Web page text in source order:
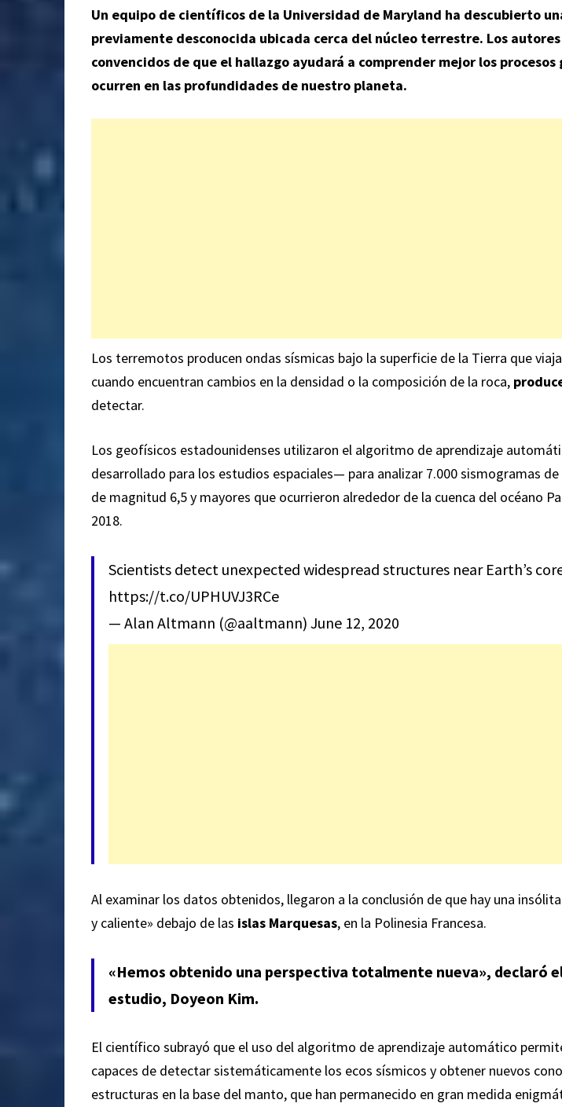
Un equipo de científicos de la Universidad de Maryland ha descubierto
previamente desconocida ubicada cerca del núcleo terrestre. Los
convencidos de que el hallazgo ayudará a comprender mejor los procesos
ocurren en las profundidades de nuestro planeta.
Los terremotos producen ondas sísmicas bajo la superficie de la Tierra que
cuando encuentran cambios en la densidad o la composición de la roca,
detectar.
Los geofísicos estadounidenses utilizaron el algoritmo de aprendizaje
desarrollado para los estudios espaciales— para analizar 7.000 sismogramas
de magnitud 6,5 y mayores que ocurrieron alrededor de la cuenca del océano
2018.
Scientists detect unexpected widespread structures near Earth’s
https://t.co/UPHUVJ3RCe
— Alan Altmann (@aaltmann) June 12, 2020
​Al examinar los datos obtenidos, llegaron a la conclusión de que hay una
y caliente» debajo de las islas Marquesas, en la Polinesia Francesa.
«Hemos obtenido una perspectiva totalmente nueva», declaró
estudio, Doyeon Kim.
El científico subrayó que el uso del algoritmo de aprendizaje automático
capaces de detectar sistemáticamente los ecos sísmicos y obtener nuevos
estructuras en la base del manto, que han permanecido en gran medida